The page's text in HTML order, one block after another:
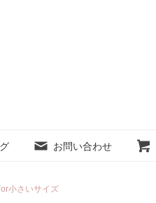
お問い合わせ
小さいサイズ